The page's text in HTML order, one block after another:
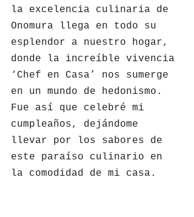
la excelencia culinaria de
Onomura llega en todo su
esplendor a nuestro hogar,
donde la increíble vivencia
‘Chef en Casa’ nos sumerge
en un mundo de hedonismo.
Fue así que celebré mi
cumpleaños, dejándome
llevar por los sabores de
este paraíso culinario en
la comodidad de mi casa.